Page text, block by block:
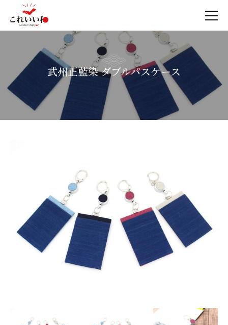
武州正藍染 ダブルパスケース